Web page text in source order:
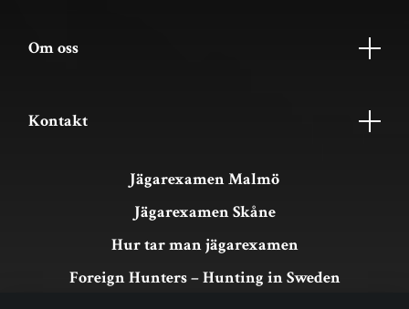
Om oss
Kontakt
Jägarexamen Malmö
Jägarexamen Skåne
Hur tar man jägarexamen
Foreign Hunters – Hunting in Sweden